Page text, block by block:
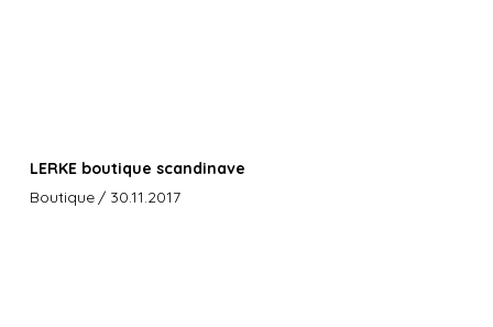
LERKE boutique scandinave
Boutique / 30.11.2017